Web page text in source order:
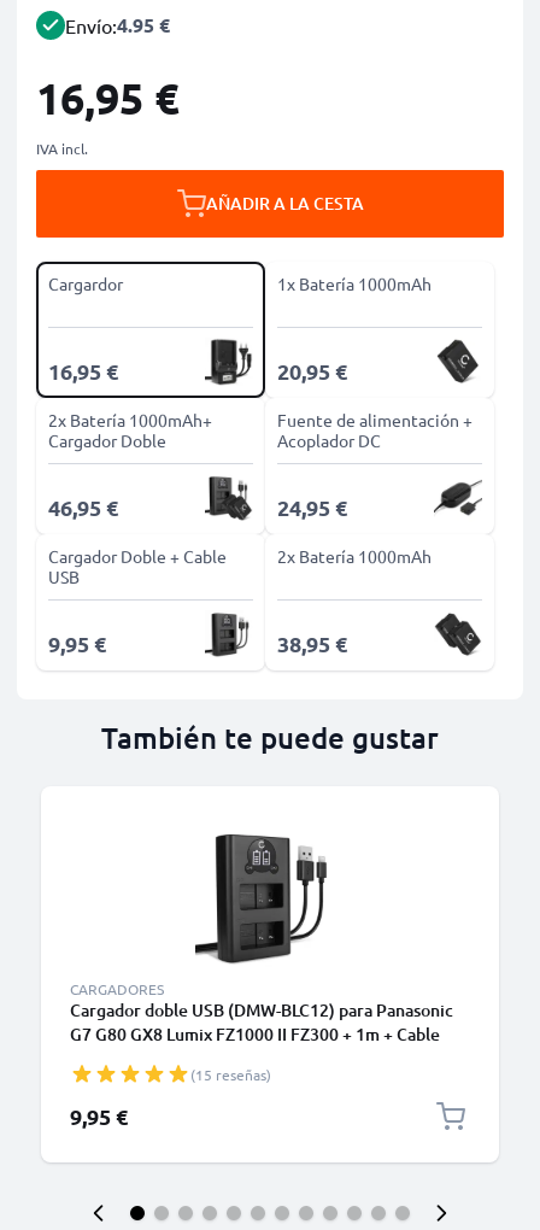
Envío:4.95 €
16,95 €
IVA incl.
AÑADIR A LA CESTA
Cargardor
16,95 €
1x Batería 1000mAh
20,95 €
2x Batería 1000mAh+
Cargador Doble
46,95 €
Fuente de alimentación +
Acoplador DC
24,95 €
Cargador Doble + Cable
USB
9,95 €
2x Batería 1000mAh
38,95 €
También te puede gustar
CARGADORES
Cargador doble USB (DMW-BLC12) para Panasonic
G7 G80 GX8 Lumix FZ1000 II FZ300 + 1m + Cable
(15 reseñas)
9,95 €